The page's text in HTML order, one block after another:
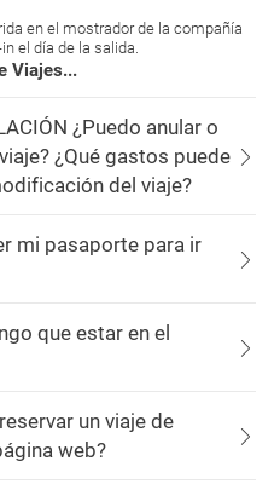
en el mostrador de la compañía
el día de la salida.
Viajes...
¿Puedo anular o
¿Qué gastos puede
del viaje?
mi pasaporte para ir
que estar en el
un viaje de
web?